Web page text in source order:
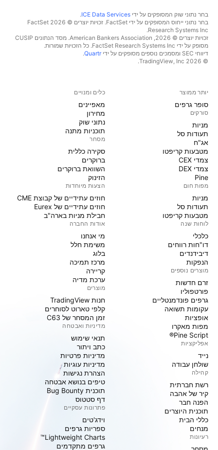
בחר נתוני שוק המסופקים על ידי ICE Data Services
.
בחר נתוני ייחוס המסופקים על ידי FactSet. זכויות יוצרים © 2026 ‏FactSet
Research Systems Inc.‏
זכויות יוצרים © 2026, ‏American Bankers Association. מסד הנתונים CUSIP
מסופק על ידי FactSet Research Systems Inc. כל הזכויות שמורות.
דיווחי SEC ומסמכים נוספים מסופקים על ידי
Quartr
.
© 2026 ‏TradingView, Inc.‏
יותר ממוצר
סופר גרפים
סורקים
מניות‏
תעודות סל
אג"ח
מטבעות קריפטו
צמדי CEX
צמדי DEX
Pine
מפות חום
מניות‏
תעודות סל
מטבעות קריפטו
לוחות שנה
כלכלי
דו"חות רווחים
דיבידנדים
הנפקות
מוצרים נוספים
זרם חדשות
פורטפוליו
גרפים פונדמנטליים
עקומות תשואה
אופציות
מפות מאקרו
Pine Script®
אפליקציות
נייד
שולחן עבודה
קהילה
רשת חברתית
קיר של אהבה
הפנה חבר
תוכנית היוצרים
כללי הבית
מנחים
רעיונות
כלים ומנויים
מאפיינים
מחירון
נתוני שוק
תוכניות מתנה
מסחר
סקירה כללית
ברוקרים
השוואת ברוקרים
הזינוק
הצעות מיוחדות
חוזים עתידיים של קבוצת CME
חוזים עתידיים של Eurex
חבילת מניות בארה"ב
אודות החברה
מי אנחנו
משימת חלל
בלוג
מרכז תמיכה
קריירה
ערכת מדיה
מוצרים
חנות TradingView
קלפי טארוט לסוחרים
זמן המסחר של C63
מדיניות ואבטחה
תנאי שימוש
כתב ויתור
מדיניות פרטיות
מדיניות עוגיות
הצהרת נגישות
טיפים בנושא אבטחה
תוכנית Bug Bounty
דף סטטוס
פתרונות עסקיים
וידג'טים
ספריות גרפים
Lightweight Charts™
גרפים מתקדמים